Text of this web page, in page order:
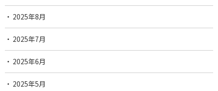
2025年8月
2025年7月
2025年6月
2025年5月